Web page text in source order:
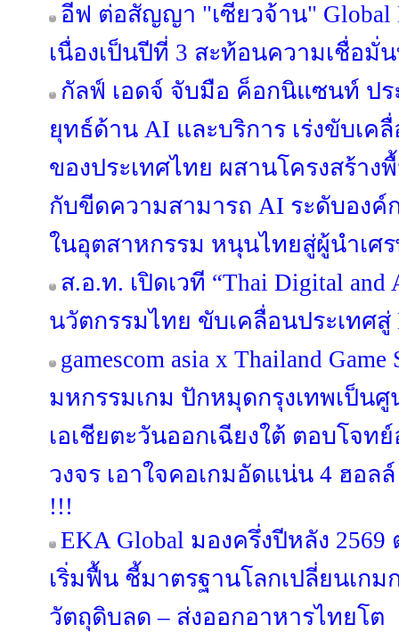
อีฟ ต่อสัญญา "เซียวจ้าน" Global
เนื่องเป็นปีที่ 3 สะท้อนความเชื่อมั่
กัลฟ์ เอดจ์ จับมือ ค็อกนิแซนท์ ป
ยุทธ์ด้าน AI และบริการ เร่งขับเค
ของประเทศไทย ผสานโครงสร้า
กับขีดความสามารถ AI ระดับองค์
ในอุตสาหกรรม หนุนไทยสู่ผู้นำเศ
ส.อ.ท. เปิดเวที “Thai Digital and
นวัตกรรมไทย ขับเคลื่อนประเทศสู่
gamescom asia x Thailand
มหกรรมเกม ปักหมุดกรุงเทพเป็น
เอเชียตะวันออกเฉียงใต้ ตอบโจท
วงจร เอาใจคอเกมอัดแน่น 4 ฮอ
!!!
EKA Global มองครึ่งปีหลัง
เริ่มฟื้น ชี้มาตรฐานโลกเปลี่ยนเก
วัตถุดิบลด – ส่งออกอาหารไทยโต